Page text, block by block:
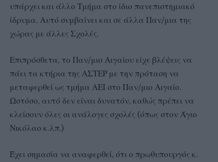
υπάρχει και άλλο Τμήμα στο ίδιο πανεπιστημιακό
ίδρυμα. Αυτό συμβαίνει και σε άλλα Παν/μια της
χώρας με άλλες Σχολές.
Επιπρόσθετα, το Παν/μιο Αιγαίου είχε βλέψεις να
πάει τα κτήρια της ΑΣΤΕΡ με την πρόταση να
μεταφερθεί ως τμήμα ΑΕΙ στο Παν/μιο Αιγαίο.
Ωστόσο, αυτό δεν είναι δυνατόν, καθώς πρέπει να
κλείσουν όλες οι ανάλογες σχολές (όπως στον Άγιο
Νικόλαο κ.λπ.)
Έχει σημασία να αναφερθεί, ότι ο πρωθυπουργός κ.